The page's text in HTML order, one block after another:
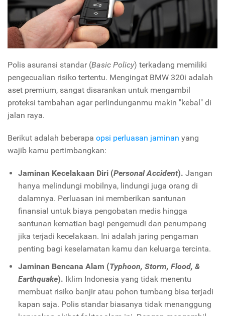
Polis asuransi standar (Basic Policy) terkadang memiliki
pengecualian risiko tertentu. Mengingat BMW 320i adalah
aset premium, sangat disarankan untuk mengambil
proteksi tambahan agar perlindunganmu makin "kebal" di
jalan raya.
Berikut adalah beberapa opsi perluasan jaminan yang
wajib kamu pertimbangkan:
Jaminan Kecelakaan Diri (Personal Accident). Jangan
hanya melindungi mobilnya, lindungi juga orang di
dalamnya. Perluasan ini memberikan santunan
finansial untuk biaya pengobatan medis hingga
santunan kematian bagi pengemudi dan penumpang
jika terjadi kecelakaan. Ini adalah jaring pengaman
penting bagi keselamatan kamu dan keluarga tercinta.
Jaminan Bencana Alam (Typhoon, Storm, Flood, &
Earthquake). Iklim Indonesia yang tidak menentu
membuat risiko banjir atau pohon tumbang bisa terjadi
kapan saja. Polis standar biasanya tidak menanggung